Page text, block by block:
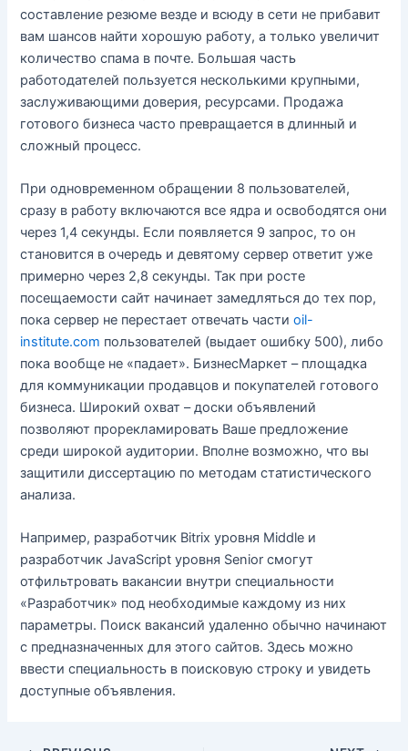
составление резюме везде и всюду в сети не прибавит
вам шансов найти хорошую работу, а только увеличит
количество спама в почте. Большая часть
работодателей пользуется несколькими крупными,
заслуживающими доверия, ресурсами. Продажа
готового бизнеса часто превращается в длинный и
сложный процесс.
При одновременном обращении 8 пользователей,
сразу в работу включаются все ядра и освободятся они
через 1,4 секунды. Если появляется 9 запрос, то он
становится в очередь и девятому сервер ответит уже
примерно через 2,8 секунды. Так при росте
посещаемости сайт начинает замедляться до тех пор,
пока сервер не перестает отвечать частиoil-
institute.com пользователей (выдает ошибку 500), либо
пока вообще не «падает». БизнесМаркет – площадка
для коммуникации продавцов и покупателей готового
бизнеса. Широкий охват – доски объявлений
позволяют прорекламировать Ваше предложение
среди широкой аудитории. Вполне возможно, что вы
защитили диссертацию по методам статистического
анализа.
Например, разработчик Bitrix уровня Middle и
разработчик JavaScript уровня Senior смогут
отфильтровать вакансии внутри специальности
«Разработчик» под необходимые каждому из них
параметры. Поиск вакансий удаленно обычно начинают
с предназначенных для этого сайтов. Здесь можно
ввести специальность в поисковую строку и увидеть
доступные объявления.